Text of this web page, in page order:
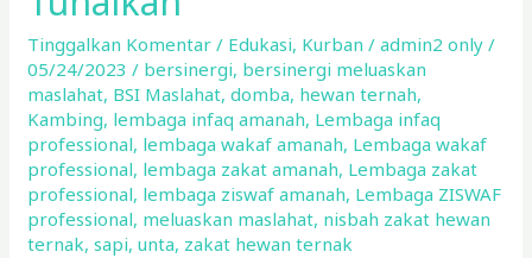
Tinggalkan Komentar / Edukasi, Kurban /admin2 only/
05/24/2023/ bersinergi, bersinergi meluaskan
maslahat, BSI Maslahat,domba, hewan ternah,
Kambing, lembaga infaq amanah, Lembaga infaq
professional, lembaga wakaf amanah, Lembaga wakaf
professional, lembaga zakat amanah, Lembaga zakat
professional, lembaga ziswaf amanah, Lembaga ZISWAF
professional, meluaskan maslahat, nisbah zakat hewan
ternak,sapi,unta, zakat hewan ternak
Ternak
yang
Wajib
di
Tunaikan